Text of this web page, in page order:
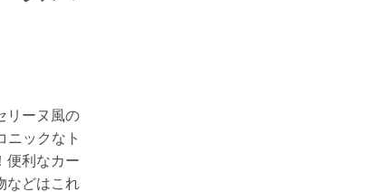
リーヌ風の
ニックなト
便利なカー
などはこれ